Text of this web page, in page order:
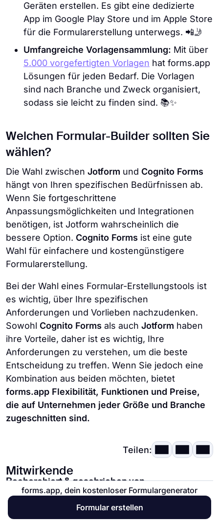
Geräten erstellen. Es gibt eine dedizierte
App im Google Play Store und im Apple Store
für die Formularerstellung unterwegs. 📲🤳
Umfangreiche Vorlagensammlung: Mit über
5.000 vorgefertigten Vorlagen hat forms.app
Lösungen für jeden Bedarf. Die Vorlagen
sind nach Branche und Zweck organisiert,
sodass sie leicht zu finden sind. 📚✨
Welchen Formular-Builder sollten Sie
wählen?
Die Wahl zwischen Jotform und Cognito Forms
hängt von Ihren spezifischen Bedürfnissen ab.
Wenn Sie fortgeschrittene
Anpassungsmöglichkeiten und Integrationen
benötigen, ist Jotform wahrscheinlich die
bessere Option. Cognito Forms ist eine gute
Wahl für einfachere und kostengünstigere
Formularerstellung.
Bei der Wahl eines Formular-Erstellungstools ist
es wichtig, über Ihre spezifischen
Anforderungen und Vorlieben nachzudenken.
Sowohl Cognito Forms als auch Jotform haben
ihre Vorteile, daher ist es wichtig, Ihre
Anforderungen zu verstehen, um die beste
Entscheidung zu treffen. Wenn Sie jedoch eine
Kombination aus beiden möchten, bietet
forms.app Flexibilität, Funktionen und Preise,
die auf Unternehmen jeder Größe und Branche
zugeschnitten sind.
Teilen:
Mitwirkende
Recherchiert & geschrieben von
Yasin Yorgancı
Yasin ist freiberuflicher Autor und
forms.app, dein kostenloser Formulargenerator
Formular erstellen